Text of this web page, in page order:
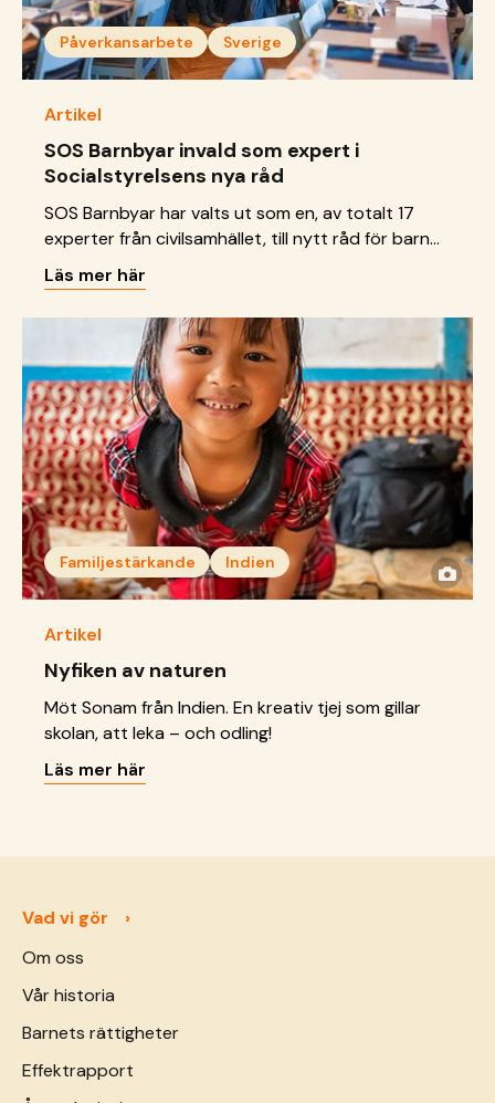
Påverkansarbete Sverige
Artikel
SOS Barnbyar invald som expert i
Socialstyrelsens nya råd
SOS Barnbyar har valts ut som en, av totalt 17
experter från civilsamhället, till nytt råd för barn
och unga.
Läs mer här
Familjestärkande Indien
Artikel
Nyfiken av naturen
Möt Sonam från Indien. En kreativ tjej som gillar
skolan, att leka – och odling!
Läs mer här
Vad vi gör
Om oss
Vår historia
Barnets rättigheter
Effektrapport